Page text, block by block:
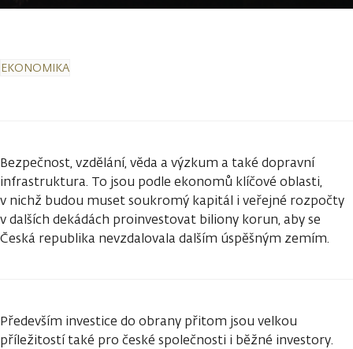
EKONOMIKA
Bezpečnost, vzdělání, věda a výzkum a také dopravní
infrastruktura. To jsou podle ekonomů klíčové oblasti,
v nichž budou muset soukromý kapitál i veřejné rozpočty
v dalších dekádách proinvestovat biliony korun, aby se
Česká republika nevzdalovala dalším úspěšným zemím.
Především investice do obrany přitom jsou velkou
příležitostí také pro české společnosti i běžné investory.